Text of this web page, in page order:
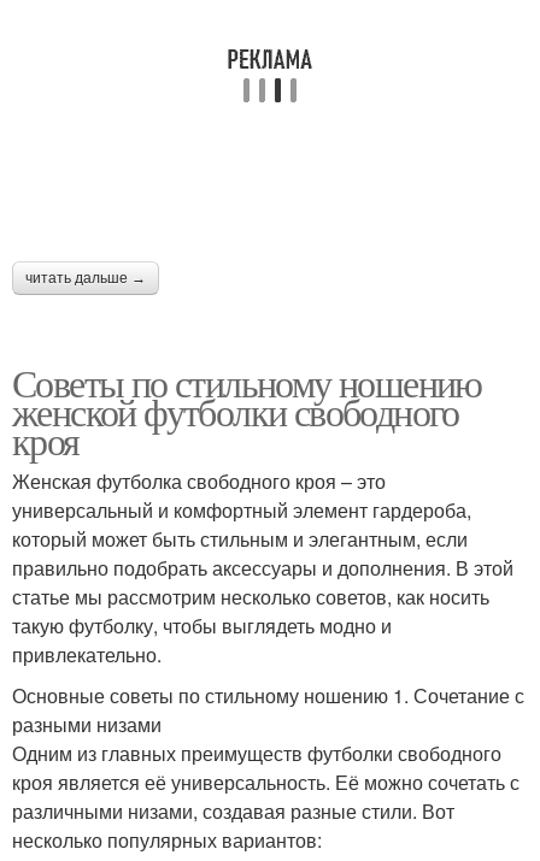
читать дальше →
Советы по стильному ношению
женской футболки свободного
кроя
Женская футболка свободного кроя – это
универсальный и комфортный элемент гардероба,
который может быть стильным и элегантным, если
правильно подобрать аксессуары и дополнения. В этой
статье мы рассмотрим несколько советов, как носить
такую футболку, чтобы выглядеть модно и
привлекательно.
Основные советы по стильному ношению 1. Сочетание с
разными низами
Одним из главных преимуществ футболки свободного
кроя является её универсальность. Её можно сочетать с
различными низами, создавая разные стили. Вот
несколько популярных вариантов: